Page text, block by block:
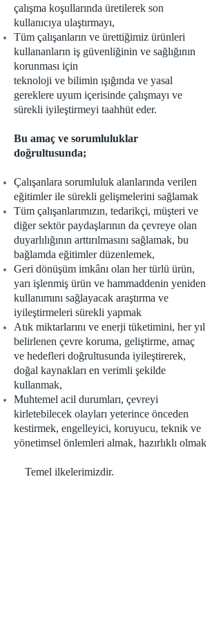
çalışma koşullarında üretilerek son
kullanıcıya ulaştırmayı,
Tüm çalışanların ve ürettiğimiz ürünleri
kullananların iş güvenliğinin ve sağlığının
korunması için
teknoloji ve bilimin ışığında ve yasal
gereklere uyum içerisinde çalışmayı ve
sürekli iyileştirmeyi taahhüt eder.
Bu amaç ve sorumluluklar
doğrultusunda;
Çalışanlara sorumluluk alanlarında verilen
eğitimler ile sürekli gelişmelerini sağlamak
Tüm çalışanlarımızın, tedarikçi, müşteri ve
diğer sektör paydaşlarının da çevreye olan
duyarlılığının arttırılmasını sağlamak, bu
bağlamda eğitimler düzenlemek,
Geri dönüşüm imkânı olan her türlü ürün,
yarı işlenmiş ürün ve hammaddenin yeniden
kullanımını sağlayacak araştırma ve
iyileştirmeleri sürekli yapmak
Atık miktarlarını ve enerji tüketimini, her yıl
belirlenen çevre koruma, geliştirme, amaç
ve hedefleri doğrultusunda iyileştirerek,
doğal kaynakları en verimli şekilde
kullanmak,
Muhtemel acil durumları, çevreyi
kirletebilecek olayları yeterince önceden
kestirmek, engelleyici, koruyucu, teknik ve
yönetimsel önlemleri almak, hazırlıklı olmak
Temel ilkelerimizdir.